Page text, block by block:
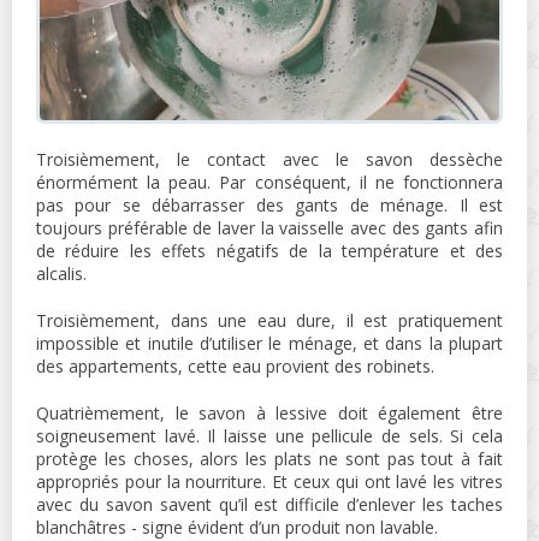
Troisièmement, le contact avec le savon dessèche
énormément la peau. Par conséquent, il ne fonctionnera
pas pour se débarrasser des gants de ménage. Il est
toujours préférable de laver la vaisselle avec des gants afin
de réduire les effets négatifs de la température et des
alcalis.
Troisièmement, dans une eau dure, il est pratiquement
impossible et inutile d’utiliser le ménage, et dans la plupart
des appartements, cette eau provient des robinets.
Quatrièmement, le savon à lessive doit également être
soigneusement lavé. Il laisse une pellicule de sels. Si cela
protège les choses, alors les plats ne sont pas tout à fait
appropriés pour la nourriture. Et ceux qui ont lavé les vitres
avec du savon savent qu’il est difficile d’enlever les taches
blanchâtres - signe évident d’un produit non lavable.